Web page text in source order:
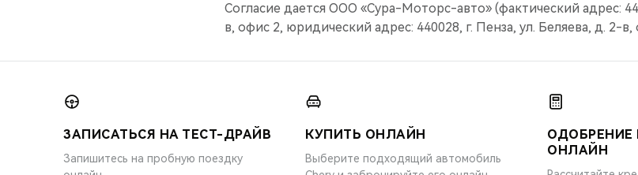
Согласие дается ООО «Сура-Моторс-авто» (фактический адрес:
в, офис 2, юридический адрес: 440028, г. Пенза, ул. Беляева, д. 2-в,
ЗАПИСАТЬСЯ НА ТЕСТ-ДРАЙВ
Запишитесь на пробную поездку
КУПИТЬ ОНЛАЙН
Выберите подходящий автомобиль
ОДОБРЕНИЕ
ОНЛАЙН